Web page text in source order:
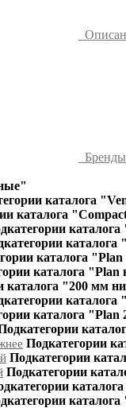
Бренды
каталога
каталога
каталога "Plan
каталога "Plan
каталога "200 мм
каталога "Plan
Подкатегории
Подкатегории
Подкатегории